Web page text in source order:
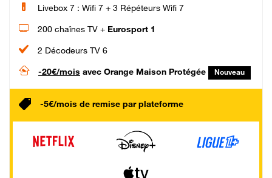
Livebox 7 : Wifi 7 + 3 Répéteurs Wifi 7
200 chaînes TV + Eurosport 1
2 Décodeurs TV 6
-20€/mois avec Orange Maison Protégée Nouveau
-5€/mois de remise par plateforme